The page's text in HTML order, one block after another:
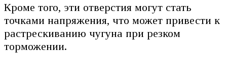
Кроме того, эти отверстия могут стать
точками напряжения, что может привести к
растрескиванию чугуна при резком
торможении.